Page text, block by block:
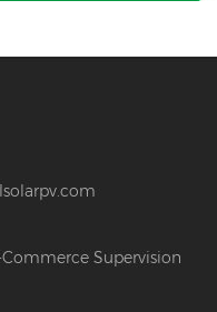
Supervision